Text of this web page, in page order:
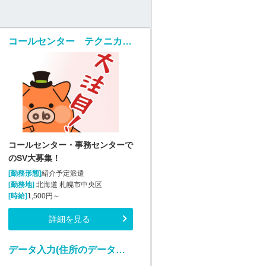
コールセンター テクニカルサポート 管理・運営（SV・リーダー）(様々な業務のSV業務)
コールセンター・事務センターで
のSV大募集！
[勤務形態]紹介予定派遣
[勤務地] 北海道 札幌市中央区
[時給] 1,500円～
詳細を見る
データ入力(住所のデータ入力・補正業務)